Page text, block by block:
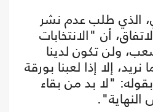
الذي طلب عدم نشر
أن "الانتخابات
ولن تكون لدينا
إلا إذا لعبنا بورقة
"لا بد من بقاء
النهاية".